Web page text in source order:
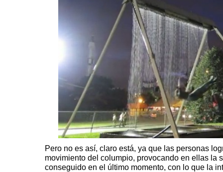
Pero no es así, claro está, ya que las personas
movimiento del columpio, provocando en ellas la
conseguido en el último momento, con lo que la